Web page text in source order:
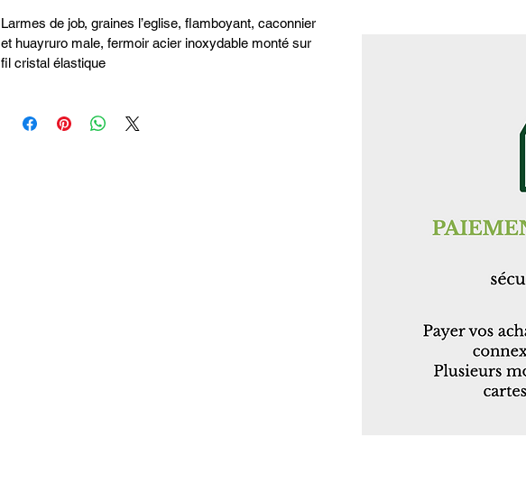
Larmes de job, graines l’eglise, flamboyant, caconnier
et huayruro male, fermoir acier inoxydable monté sur
fil cristal élastique